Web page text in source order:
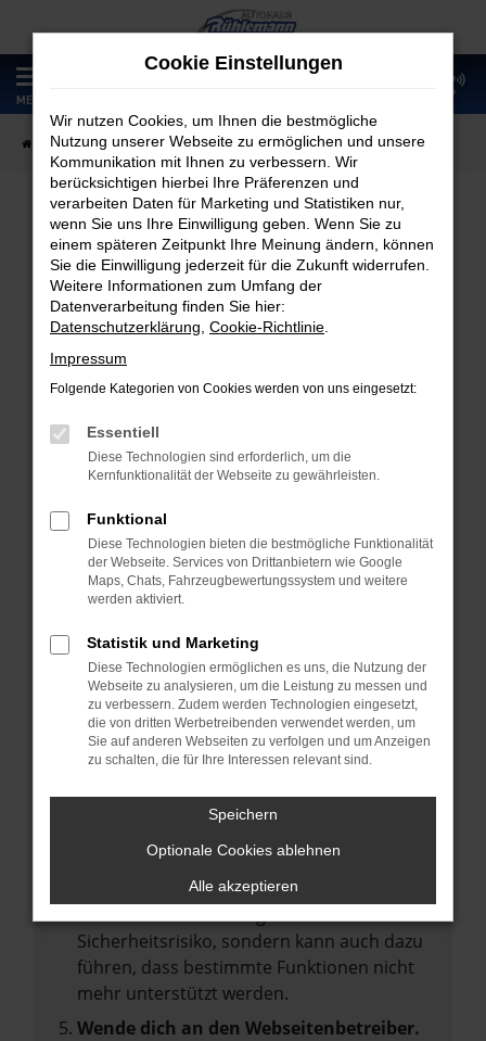
Zum
Hauptinhalt
springen
MENÜ
Startseite Fahrzeugangebote Fahrzeugmarkt
Fahrzeugmarkt
Fehler: Network Error
Beim Laden ist ein Fehler aufgetreten.
Hier sind ein paar Tipps, die dir helfen können:
Überprüfe deine Firewall und deine
Laden andere Webseiten, zum Beispiel
deine Suchmaschine?
Prüfe deine Browsererweiterungen.
Manche Erweiterungen, wie Werbeblocker,
können das Laden bestimmter Seiten
verhindern. Funktioniert die Seite in einem
anderen Browser oder in einem privaten
Fenster?
Starte dein Gerät neu.
vorübergehende Probleme zu beheben.
Betriebssystem auf dem neuesten Stand
Veraltete Software birgt nicht nur ein
Sicherheitsrisiko, sondern kann auch dazu
führen, dass bestimmte Funktionen nicht
mehr unterstützt werden.
Wende dich an den Webseitenbetreiber.
Cookie Einstellungen
Wir nutzen Cookies, um Ihnen die bestmögliche
Nutzung unserer Webseite zu ermöglichen und unsere
Kommunikation mit Ihnen zu verbessern. Wir
berücksichtigen hierbei Ihre Präferenzen und
verarbeiten Daten für Marketing und Statistiken nur,
wenn Sie uns Ihre Einwilligung geben. Wenn Sie zu
einem späteren Zeitpunkt Ihre Meinung ändern, können
Sie die Einwilligung jederzeit für die Zukunft widerrufen.
Weitere Informationen zum Umfang der
Datenverarbeitung finden Sie hier:
Datenschutzerklärung Cookie-Richtlinie
Impressum
Folgende Kategorien von Cookies werden von uns eingesetzt:
Essentiell
Diese Technologien sind erforderlich, um die
Kernfunktionalität der Webseite zu gewährleisten.
Funktional
Diese Technologien bieten die bestmögliche Funktionalität
der Webseite. Services von Drittanbietern wie Google
Maps, Chats, Fahrzeugbewertungssystem und weitere
werden aktiviert.
Statistik und Marketing
Diese Technologien ermöglichen es uns, die Nutzung der
Webseite zu analysieren, um die Leistung zu messen und
zu verbessern. Zudem werden Technologien eingesetzt,
die von dritten Werbetreibenden verwendet werden, um
Sie auf anderen Webseiten zu verfolgen und um Anzeigen
zu schalten, die für Ihre Interessen relevant sind.
Speichern
Optionale Cookies ablehnen
Alle akzeptieren